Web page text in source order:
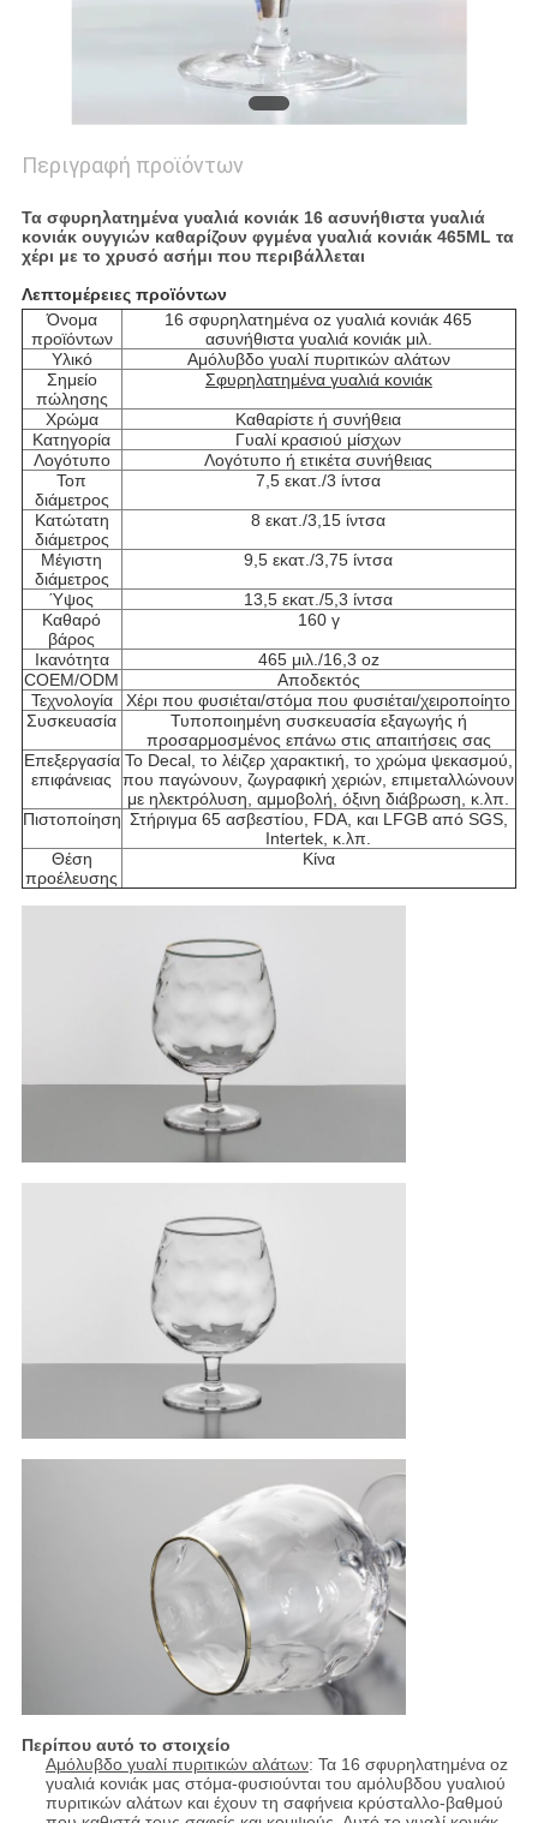
Περιγραφή προϊόντων
Τα σφυρηλατημένα γυαλιά κονιάκ 16 ασυνήθιστα γυαλιά
κονιάκ ουγγιών καθαρίζουν φγμένα γυαλιά κονιάκ 465ML τα
χέρι με το χρυσό ασήμι που περιβάλλεται
Λεπτομέρειες προϊόντων
Όνομα
προϊόντων
16 σφυρηλατημένα oz γυαλιά κονιάκ 465
ασυνήθιστα γυαλιά κονιάκ μιλ.
Υλικό
Αμόλυβδο γυαλί πυριτικών αλάτων
Σημείο
πώλησης
Σφυρηλατημένα γυαλιά κονιάκ
Χρώμα
Καθαρίστε ή συνήθεια
Κατηγορία
Γυαλί κρασιού μίσχων
Λογότυπο
Λογότυπο ή ετικέτα συνήθειας
Τοπ
διάμετρος
7,5 εκατ./3 ίντσα
Κατώτατη
διάμετρος
8 εκατ./3,15 ίντσα
Μέγιστη
διάμετρος
9,5 εκατ./3,75 ίντσα
Ύψος
13,5 εκατ./5,3 ίντσα
Καθαρό
βάρος
160 γ
Ικανότητα
465 μιλ./16,3 oz
COEM/ODM
Αποδεκτός
Τεχνολογία
Χέρι που φυσιέται/στόμα που φυσιέται/χειροποίητο
Συσκευασία
Τυποποιημένη συσκευασία εξαγωγής ή
προσαρμοσμένος επάνω στις απαιτήσεις σας
Επεξεργασία
επιφάνειας
Το Decal, το λέιζερ χαρακτική, το χρώμα ψεκασμού,
που παγώνουν, ζωγραφική χεριών, επιμεταλλώνουν
με ηλεκτρόλυση, αμμοβολή, όξινη διάβρωση, κ.λπ.
Πιστοποίηση Στήριγμα 65 ασβεστίου, FDA, και LFGB από SGS,
Intertek, κ.λπ.
Θέση
προέλευσης
Κίνα
Περίπου αυτό το στοιχείο
Αμόλυβδο γυαλί πυριτικών αλάτων: Τα 16 σφυρηλατημένα oz
γυαλιά κονιάκ μας στόμα-φυσιούνται του αμόλυβδου γυαλιού
πυριτικών αλάτων και έχουν τη σαφήνεια κρύσταλλο-βαθμού